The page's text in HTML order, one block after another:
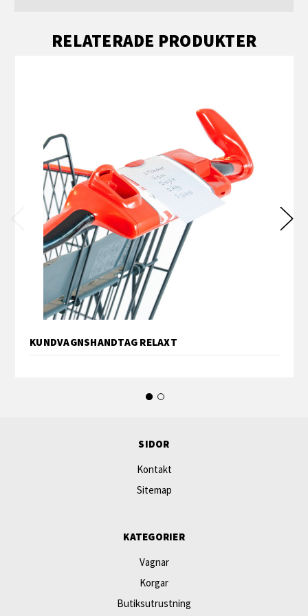
RELATERADE PRODUKTER
KUNDVAGNSHANDTAG RELAXT
SIDOR
Kontakt
Sitemap
KATEGORIER
Vagnar
Korgar
Butiksutrustning